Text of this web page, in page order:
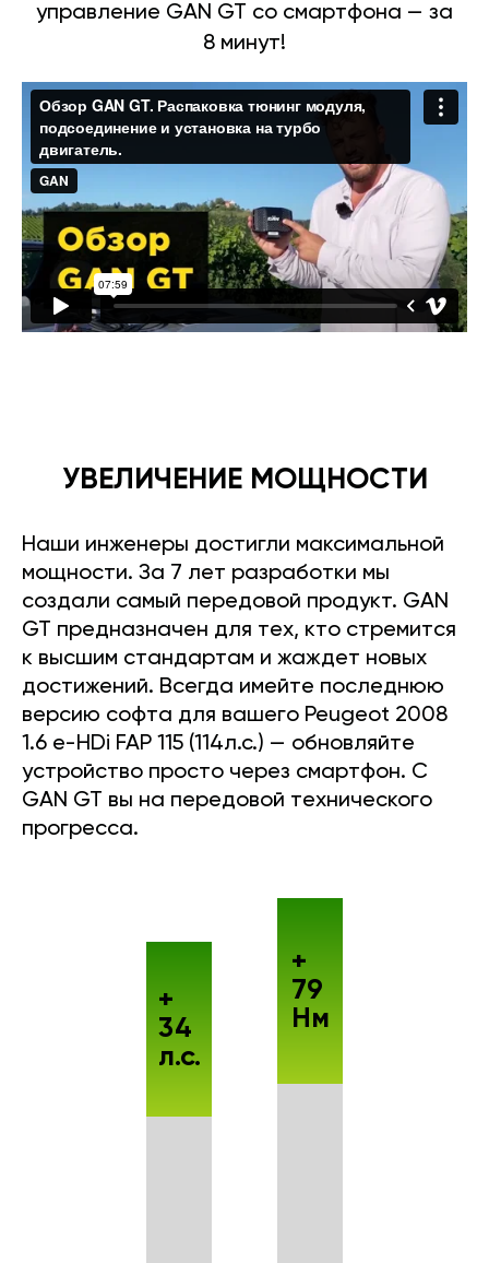
управление GAN GT со смартфона — за
8 минут!
УВЕЛИЧЕНИЕ МОЩНОСТИ
Наши инженеры достигли максимальной
мощности. За 7 лет разработки мы
создали самый передовой продукт. GAN
GT предназначен для тех, кто стремится
к высшим стандартам и жаждет новых
достижений. Всегда имейте последнюю
версию софта для вашего Peugeot 2008
1.6 e-HDi FAP 115 (114л.с.) — обновляйте
устройство просто через смартфон. С
GAN GT вы на передовой технического
прогресса.
+
34
л.с.
+
79
Нм